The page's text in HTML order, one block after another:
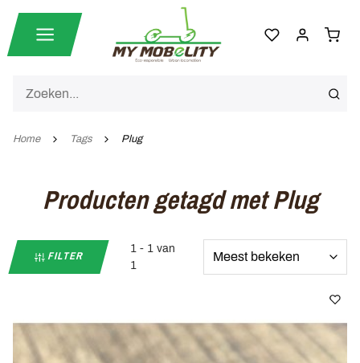
Home Tags Plug
Producten getagd met Plug
FILTER
1 - 1 van
1